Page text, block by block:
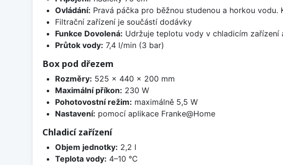
Ovládání: Pravá páčka pro běžnou studenou a horkou
Filtrační zařízení je součástí dodávky
Funkce Dovolená: Udržuje teplotu vody v chladicím zařízení
Průtok vody: 7,4 l/min (3 bar)
Box pod dřezem
Rozměry: 525 x 440 x 200 mm
Maximální příkon: 230 W
Pohotovostní režim: maximálně 5,5 W
Nastavení: pomocí aplikace Franke@Home
Chladicí zařízení
Objem jednotky: 2,2 l
Teplota vody: 4–10 °C